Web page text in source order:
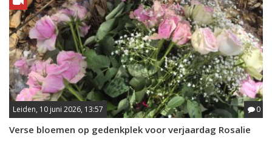
Leiden, 10 juni 2026, 13:57 0
Verse bloemen op gedenkplek voor verjaardag Rosalie